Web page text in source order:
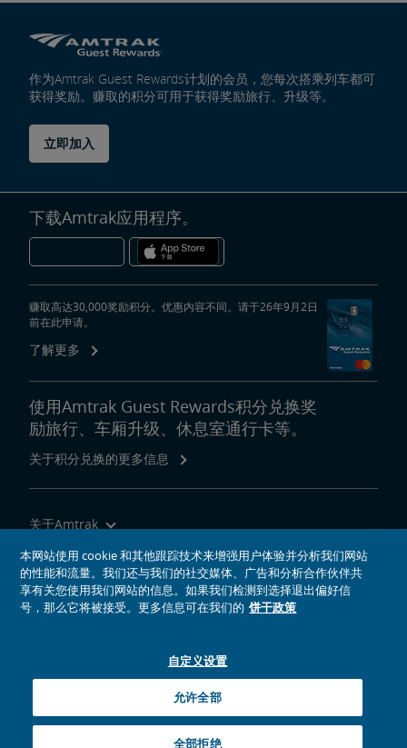
作为Amtrak Guest Rewards计划的会员，您每次搭乘列车都可
获得奖励。赚取的积分可用于获得奖励旅行、升级等。
立即加入
下载Amtrak应用程序。
赚取高达30,000奖励积分。优惠内容不同。请于26年9月2日
前在此申请。
了解更多
使用Amtrak Guest Rewards积分兑换奖
励旅行、车厢升级、休息室通行卡等。
关于积分兑换的更多信息
关于Amtrak
乘坐Amtrak列车旅行
网站工具
Amtrak的Facebook主页将在新窗口中打开
Amtrak的Twitter主页将在新窗口中打开
Amtrak的Instagram主页将在新窗口中打开
Amtrak的Linkedin主页将在新窗口中打开
Amtrak的YouTube主页将在新窗口中打开
Pinterest将在新窗口中打开
© 2026National Railroad Passenger Corporation
本网站使用 cookie 和其他跟踪技术来增强用户体验并分析我们网站
的性能和流量。我们还与我们的社交媒体、广告和分析合作伙伴共
享有关您使用我们网站的信息。如果我们检测到选择退出偏好信
号，那么它将被接受。更多信息可在我们的 饼干政策
自定义设置
全部拒绝
允许全部